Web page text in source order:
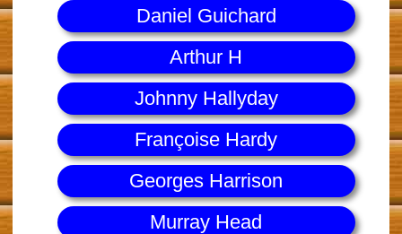
Daniel Guichard
Arthur H
Johnny Hallyday
Françoise Hardy
Georges Harrison
Murray Head